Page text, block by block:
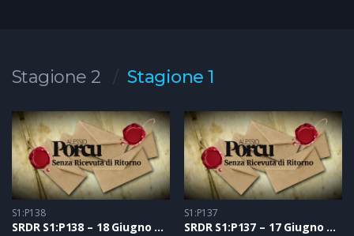
Stagione 2 Stagione 1
S1:P138
SRDR S1:P138 – 18 Giugno 2021
S1:P137
SRDR S1:P137 – 17 Giugno 2021